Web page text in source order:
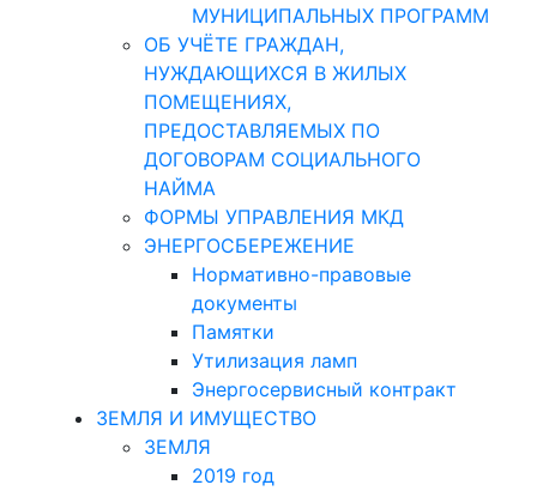
МУНИЦИПАЛЬНЫХ ПРОГРАММ
ОБ УЧЁТЕ ГРАЖДАН,
НУЖДАЮЩИХСЯ В ЖИЛЫХ
ПОМЕЩЕНИЯХ,
ПРЕДОСТАВЛЯЕМЫХ ПО
ДОГОВОРАМ СОЦИАЛЬНОГО
НАЙМА
ФОРМЫ УПРАВЛЕНИЯ МКД
ЭНЕРГОСБЕРЕЖЕНИЕ
Нормативно-правовые
документы
Памятки
Утилизация ламп
Энергосервисный контракт
ЗЕМЛЯ И ИМУЩЕСТВО
ЗЕМЛЯ
2019 год